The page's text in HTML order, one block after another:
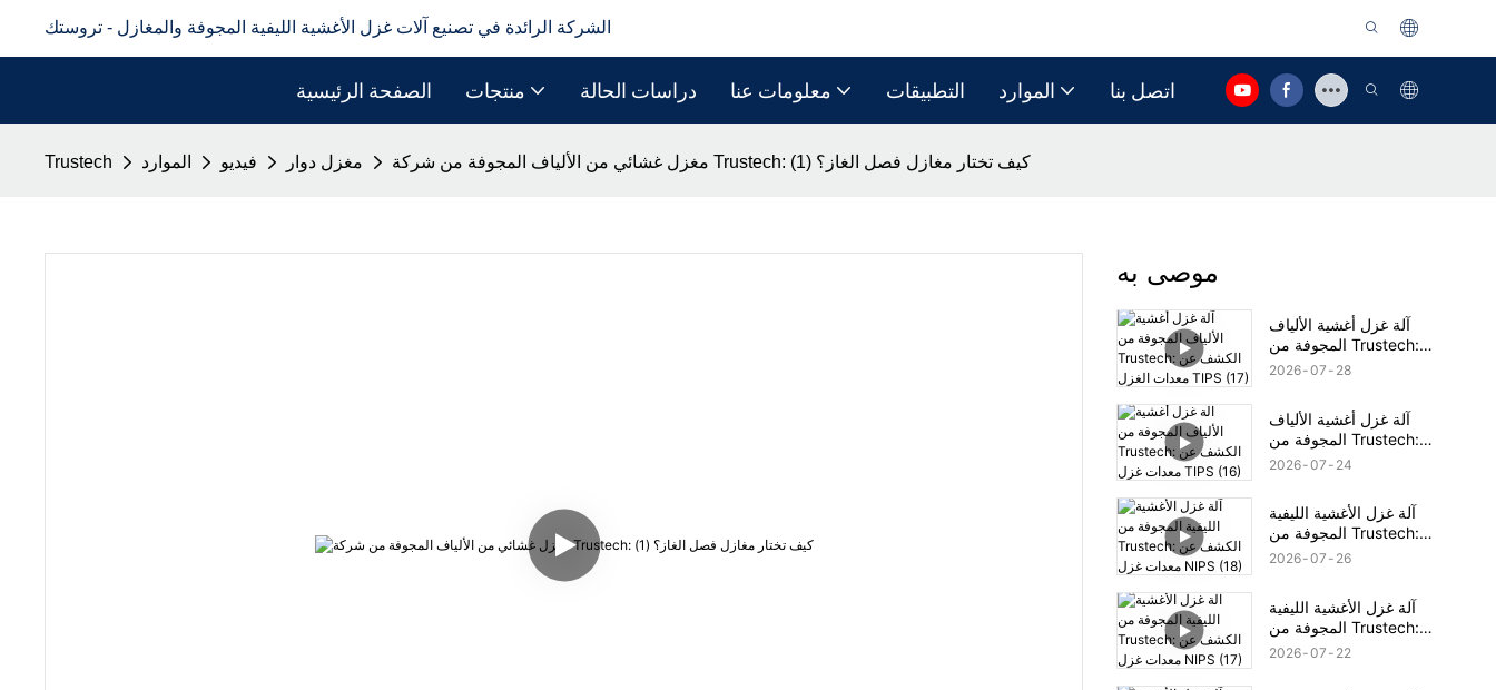
الشركة الرائدة في تصنيع آلات غزل الأغشية الليفية المجوفة والمغازل - تروستك
الصفحة الرئيسية منتجات دراسات الحالة معلومات عنا التطبيقات الموارد اتصل بنا
Trustech الموارد فيديو مغزل دوار مغزل غشائي من الألياف المجوفة من شركة Trustech: كيف تختار مغازل فصل الغاز؟ (1)
موصى به
آلة غزل أغشية الألياف
المجوفة من Trustech:
الكشف عن معدات الغزل
2026 07 28
آلة غزل أغشية الألياف
المجوفة من Trustech:
الكشف عن معدات غزل
2026 07 24
آلة غزل الأغشية الليفية
المجوفة من Trustech:
الكشف عن معدات غزل
2026 07 26
آلة غزل الأغشية الليفية
المجوفة من Trustech:
الكشف عن معدات غزل
2026 07 22